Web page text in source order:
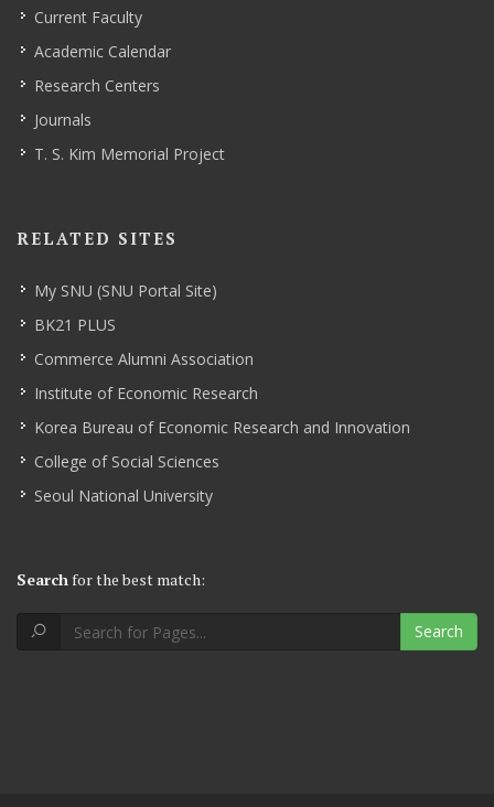
Current Faculty
Academic Calendar
Research Centers
Journals
T. S. Kim Memorial Project
RELATED SITES
My SNU (SNU Portal Site)
BK21 PLUS
Commerce Alumni Association
Institute of Economic Research
Korea Bureau of Economic Research and Innovation
College of Social Sciences
Seoul National University
Searchfor the best match:
Search